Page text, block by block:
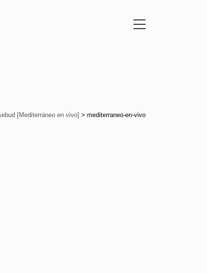
[Mediterráneo en vivo] > mediterraneo-en-vivo